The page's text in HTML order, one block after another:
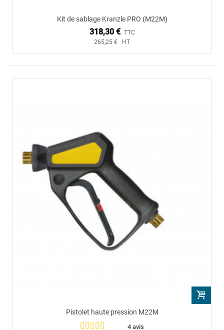
Kit de sablage Kranzle PRO (M22M)
318,30 € TTC
265,25 € HT
Pistolet haute pression M22M
4 avis